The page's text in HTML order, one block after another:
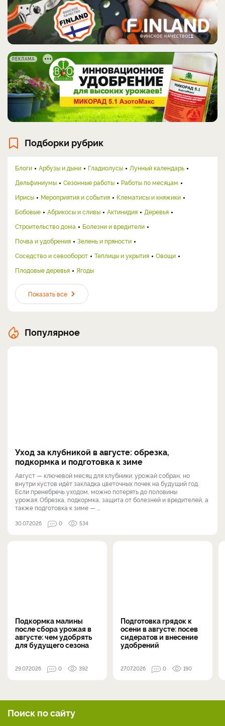
РЕКЛАМА
Подборки рубрик
Блоги Арбузы и дыни Гладиолусы
Лунный календарь
Дельфиниумы
Сезонные работы
Работы по месяцам
Ирисы
Мероприятия и события
Клематисы и княжики
Бобовые
Абрикосы и сливы Актинидия
Деревья
Строительство дома
Болезни и вредители
Почва и удобрения
Зелень и пряности
Соседство и севооборот
Теплицы и укрытия
Овощи
Плодовые деревья
Ягоды
Показать все
Популярное
Уход за клубникой в августе: обрезка,
подкормка и подготовка к зиме
Август — ключевой месяц для клубники: урожай собран, но
внутри кустов идёт закладка цветочных почек на будущий год.
Если пренебречь уходом, можно потерять до половины
урожая. Обрезка, подкормка, защита от болезней и вредителей, а
также подготовка к зиме — ...
30.07.2026 0 534
Подкормка малины
после сбора урожая в
августе: чем удобрять
для будущего сезона
29.07.2026 0 392
Подготовка грядок к
осени в августе: посев
сидератов и внесение
удобрений
27.07.2026 0 190
Поиск по сайту